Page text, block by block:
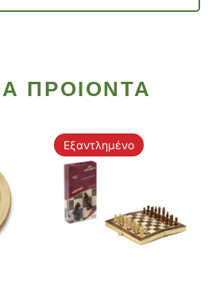
ΠΡΟΙΟΝΤΑ
Εξαντλημένο